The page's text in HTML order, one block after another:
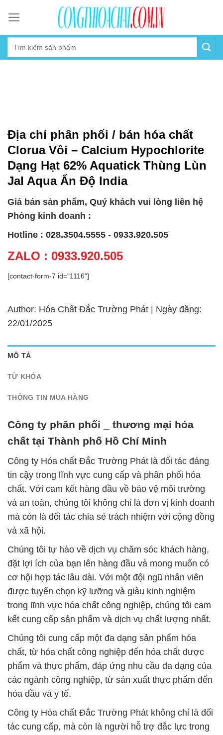
content
Địa chỉ phân phối / bán hóa chất
Clorua Vôi – Calcium Hypochlorite
Dạng Hạt 62% Aquatick Thùng Lùn
Jal Aqua Ấn Độ India
Giá bán sản phẩm, Quý khách vui lòng liên hệ
Phòng kinh doanh :
Hotline : 028.3504.5555 - 0933.920.505
ZALO : 0933.920.505
[contact-form-7 id="1116"]
Author: Hóa Chất Đắc Trường Phát | Ngày đăng:
22/01/2025
MÔ TẢ
TỪ KHÓA
THÔNG TIN MUA HÀNG
Công ty phân phối _ thương mại hóa
chất tại Thành phố Hồ Chí Minh
Công ty Hóa chất Đắc Trường Phát là đối tác đáng
tin cậy trong lĩnh vực cung cấp và phân phối hóa
chất. Với cam kết hàng đầu về bảo vệ môi trường
và an toàn, chúng tôi không chỉ là đơn vị kinh doanh
mà còn là đối tác chia sẻ trách nhiệm với cộng đồng
và xã hội.
Chúng tôi tự hào về dịch vụ chăm sóc khách hàng,
đặt lợi ích của bạn lên hàng đầu và mong muốn có
cơ hội hợp tác lâu dài. Với một đội ngũ nhân viên
được tuyển chọn kỹ lưỡng và giàu kinh nghiệm
trong lĩnh vực hóa chất công nghiệp, chúng tôi cam
kết cung cấp sản phẩm và dịch vụ chất lượng nhất.
Chúng tôi cung cấp một đa dạng sản phẩm hóa
chất, từ hóa chất công nghiệp đến hóa chất dược
phẩm và thực phẩm, đáp ứng nhu cầu đa dạng của
các ngành công nghiệp, từ sản xuất thực phẩm đến
hóa dầu và y tế.
Công ty Hóa chất Đắc Trường Phát không chỉ là đối
tác cung cấp, mà còn là người hỗ trợ đắc lực trong